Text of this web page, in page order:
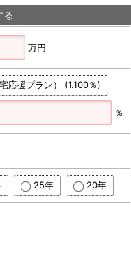
る
万円
応援プラン） (1.100％)
％
25年 20年